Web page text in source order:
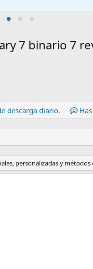
7 binario 7
descarga diario.
personalizadas y métodos